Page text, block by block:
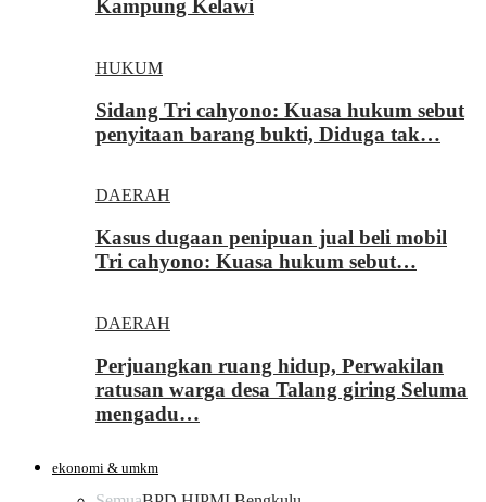
Kampung Kelawi
HUKUM
Sidang Tri cahyono: Kuasa hukum sebut
penyitaan barang bukti, Diduga tak…
DAERAH
Kasus dugaan penipuan jual beli mobil
Tri cahyono: Kuasa hukum sebut…
DAERAH
Perjuangkan ruang hidup, Perwakilan
ratusan warga desa Talang giring Seluma
mengadu…
ekonomi & umkm